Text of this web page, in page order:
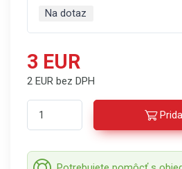
Na dotaz
3 EUR
2 EUR bez DPH